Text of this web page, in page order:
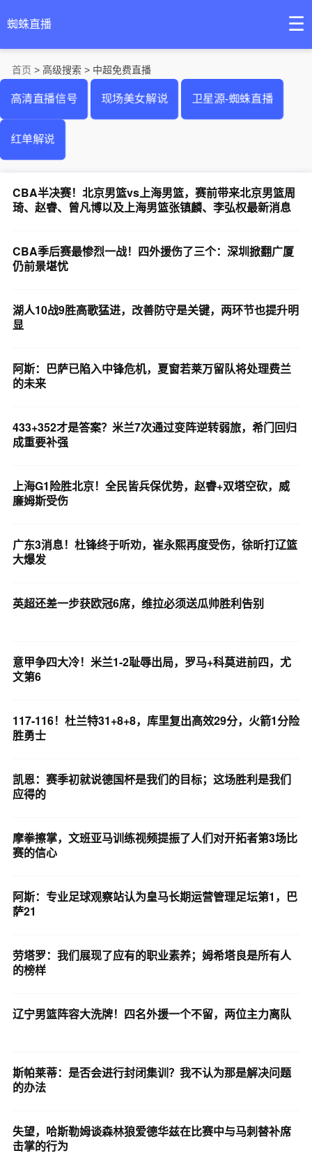
蜘蛛直播 ☰
首页 > 高级搜索 > 中超免费直播
高清直播信号 现场美女解说 卫星源-蜘蛛直播
红单解说
CBA半决赛！北京男篮vs上海男篮，赛前带来北京男篮周
琦、赵睿、曾凡博以及上海男篮张镇麟、李弘权最新消息
CBA季后赛最惨烈一战！四外援伤了三个：深圳掀翻广厦
仍前景堪忧
湖人10战9胜高歌猛进，改善防守是关键，两环节也提升明
显
阿斯：巴萨已陷入中锋危机，夏窗若莱万留队将处理费兰
的未来
433+352才是答案？米兰7次通过变阵逆转弱旅，希门回归
成重要补强
上海G1险胜北京！全民皆兵保优势，赵睿+双塔空砍，威
廉姆斯受伤
广东3消息！杜锋终于听劝，崔永熙再度受伤，徐昕打辽篮
大爆发
英超还差一步获欧冠6席，维拉必须送瓜帅胜利告别
意甲争四大冷！米兰1-2耻辱出局，罗马+科莫进前四，尤
文第6
117-116！杜兰特31+8+8，库里复出高效29分，火箭1分险
胜勇士
凯恩：赛季初就说德国杯是我们的目标；这场胜利是我们
应得的
摩拳擦掌，文班亚马训练视频提振了人们对开拓者第3场比
赛的信心
阿斯：专业足球观察站认为皇马长期运营管理足坛第1，巴
萨21
劳塔罗：我们展现了应有的职业素养；姆希塔良是所有人
的榜样
辽宁男篮阵容大洗牌！四名外援一个不留，两位主力离队
斯帕莱蒂：是否会进行封闭集训？我不认为那是解决问题
的办法
失望，哈斯勒姆谈森林狼爱德华兹在比赛中与马刺替补席
击掌的行为